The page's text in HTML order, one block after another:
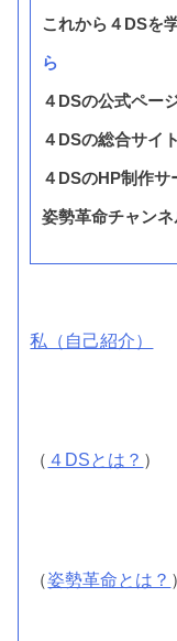
これから４DSを
ら
４DSの公式ペー
４DSの総合サイ
４DSのHP制作サ
姿勢革命チャンネ
私（自己紹介）
（ ４DSとは？ ）
（姿勢革命とは？